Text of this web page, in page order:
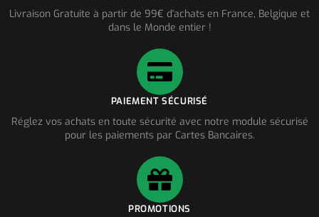
Livraison Gratuite à partir de 99€ d'achats en France, Belgique et
dans le Monde entier !
PAIEMENT SÉCURISÉ
Réglez vos achats en toute sécurité avec notre module sécurisé
pour les paiements par Cartes Bancaires.
PROMOTIONS